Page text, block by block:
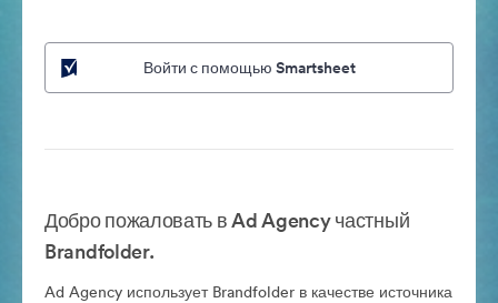
Войти с помощью Smartsheet
Добро пожаловать в Ad Agency частный
Brandfolder.
Ad Agency использует Brandfolder в качестве источника